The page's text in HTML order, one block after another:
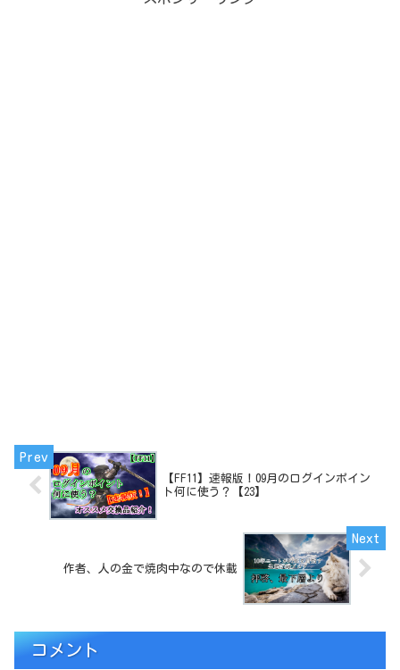
【FF11】速報版！09月のログインポイン
ト何に使う？【23】
作者、人の金で焼肉中なので休載
コメント